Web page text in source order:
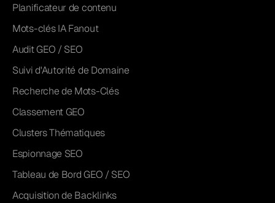
Planificateur de contenu
Mots-clés IA Fanout
Audit GEO / SEO
Suivi d'Autorité de Domaine
Recherche de Mots-Clés
Classement GEO
Clusters Thématiques
Espionnage SEO
Tableau de Bord GEO / SEO
Acquisition de Backlinks